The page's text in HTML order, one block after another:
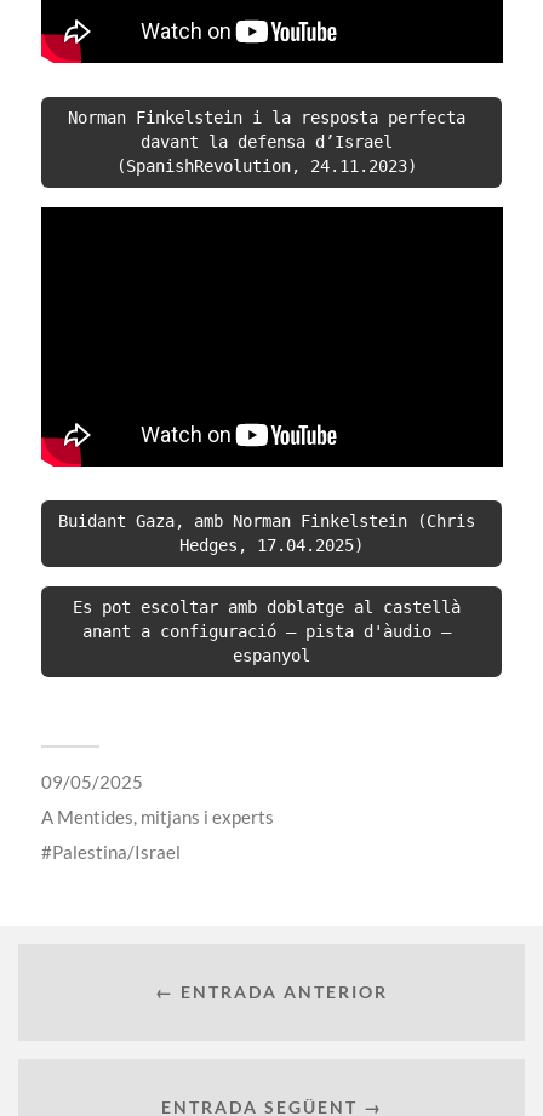
Norman Finkelstein i la resposta perfecta
davant la defensa d’Israel
(SpanishRevolution, 24.11.2023)
Buidant Gaza, amb Norman Finkelstein (Chris
Hedges, 17.04.2025)
Es pot escoltar amb doblatge al castellà
anant a configuració – pista d'àudio –
espanyol
09/05/2025
A Mentides, mitjans i experts
Palestina/Israel
← ENTRADA ANTERIOR
ENTRADA SEGÜENT →